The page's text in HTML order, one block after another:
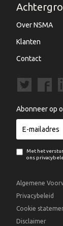
Over NSMA
Klanten
Contact
Abonneer op
Met het
ons
Algemene
Privacybeleid
Cookie
Disclaimer